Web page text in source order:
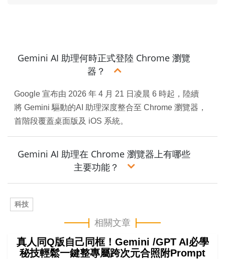
Gemini AI 助理何時正式登陸 Chrome 瀏覽
器？
Google 宣布由 2026 年 4 月 21 日凌晨 6 時起，陸續
將 Gemini 驅動的AI 助理深度整合至 Chrome 瀏覽器，
首階段覆蓋桌面版及 iOS 系統。
Gemini AI 助理在 Chrome 瀏覽器上有哪些
主要功能？
科技
相關文章
真人同Q版自己同框！Gemini /GPT AI必學
秘技輕鬆一鍵整專屬跨次元合照附Prompt